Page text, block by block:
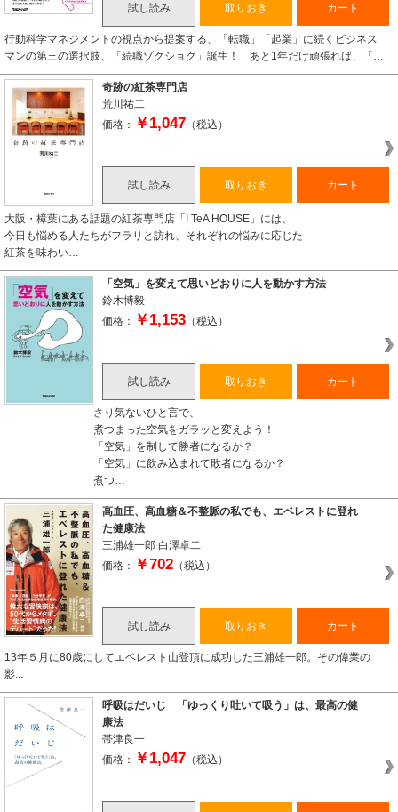
試し読み 取りおき カート
行動科学マネジメントの視点から提案する、「転職」「起業」に続くビジネス
マンの第三の選択肢、「続職ゾクショク」誕生！ あと1年だけ頑張れば、「…
奇跡の紅茶専門店
荒川祐二
価格：
￥1,047 （税込）
試し読み 取りおき カート
大阪・樟葉にある話題の紅茶専門店「I TeA HOUSE」には、
今日も悩める人たちがフラリと訪れ、それぞれの悩みに応じた
紅茶を味わい…
「空気」を変えて思いどおりに人を動かす方法
鈴木博毅
価格：
￥1,153 （税込）
試し読み 取りおき カート
さり気ないひと言で、
煮つまった空気をガラッと変えよう！
「空気」を制して勝者になるか？
「空気」に飲み込まれて敗者になるか？
煮つ…
高血圧、高血糖＆不整脈の私でも、エベレストに登れ
た健康法
三浦雄一郎 白澤卓二
価格：
￥702 （税込）
試し読み 取りおき カート
13年５月に80歳にしてエベレスト山登頂に成功した三浦雄一郎。その偉業の
影...
呼吸はだいじ 「ゆっくり吐いて吸う」は、最高の健
康法
帯津良一
価格：
￥1,047 （税込）